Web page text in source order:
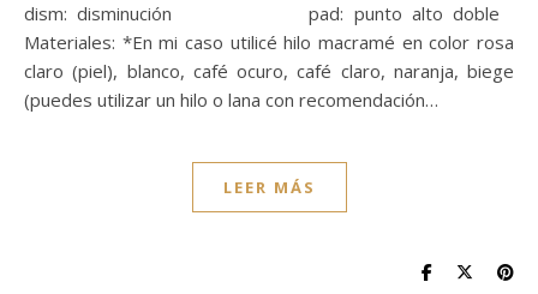
dism: disminución pad: punto alto doble
Materiales: *En mi caso utilicé hilo macramé en color rosa
claro (piel), blanco, café ocuro, café claro, naranja, biege
(puedes utilizar un hilo o lana con recomendación…
LEER MÁS